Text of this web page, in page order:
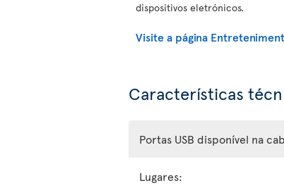
dispositivos eletrónicos.
Visite a página
Características
Portas USB disponível na
Lugares: